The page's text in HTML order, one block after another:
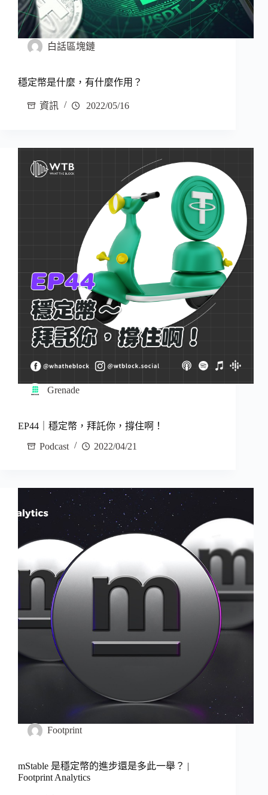
白話區塊鏈
穩定幣是什麼，有什麼作用？
資訊 2022/05/16
Grenade
EP44｜穩定幣，拜託你，撐住啊！
Podcast
2022/04/21
Footprint
mStable 是穩定幣的進步還是多此一舉？ |
Footprint Analytics